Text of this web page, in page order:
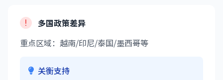
多国政策差异
重点区域：越南/印尼/泰国/墨西哥等
关衡支持